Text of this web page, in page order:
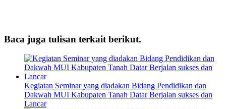
Baca juga tulisan terkait berikut.
Kegiatan Seminar yang diadakan Bidang Pendidikan dan
Dakwah MUI Kabupaten Tanah Datar Berjalan sukses dan
Lancar